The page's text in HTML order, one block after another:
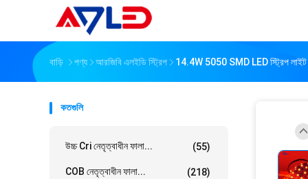
বাড়ি পণ্য আরজিবি এলইডি স্ট্রিপ 14.4W 5050 SMD LED স্ট্রিপ
কতগুলি
উচ্চ Cri নেতৃত্বাধীন ফালা... (55)
COB নেতৃত্বাধীন ফালা... (218)